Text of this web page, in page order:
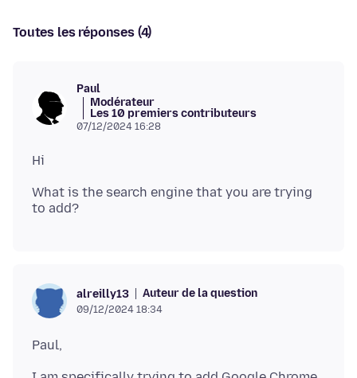
Toutes les réponses (4)
Paul
Modérateur
Les 10 premiers contributeurs
07/12/2024 16:28
What is the search engine that you are trying
alreilly13 Auteur de la question
09/12/2024 18:34